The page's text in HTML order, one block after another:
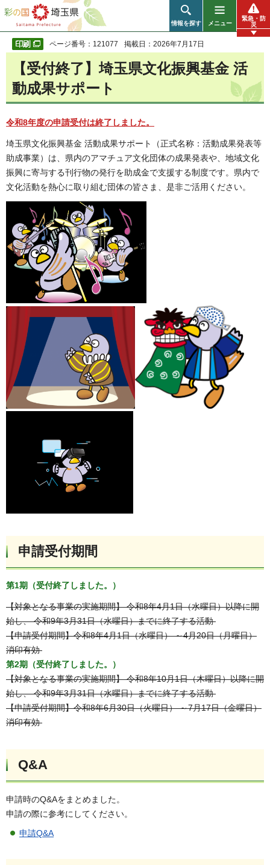
彩の国 埼玉県
情報を探す メニュー
緊急・防
災
ページ番号：121077 掲載日：2026年7月17日
【受付終了】埼玉県文化振興基金 活
動成果サポート
令和8年度の申請受付は終了しました。
埼玉県文化振興基金 活動成果サポート（正式名称：活動成果発表等
助成事業）は、県内のアマチュア文化団体の成果発表や、地域文化
振興に寄与する刊行物の発行を助成金で支援する制度です。県内で
文化活動を熱心に取り組む団体の皆さま、是非ご活用ください。
申請受付期間
第1期（受付終了しました。）
【対象となる事業の実施期間】 令和8年4月1日（水曜日）以降に開
始し、 令和9年3月31日（水曜日）までに終了する活動
【申請受付期間】令和8年4月1日（水曜日） ～4月20日（月曜日）
消印有効
第2期（受付終了しました。）
【対象となる事業の実施期間】 令和8年10月1日（木曜日）以降に開
始し、 令和9年3月31日（水曜日）までに終了する活動
【申請受付期間】令和8年6月30日（火曜日） ～7月17日（金曜日）
消印有効
Q&A
申請時のQ&Aをまとめました。
申請の際に参考にしてください。
申請Q&A